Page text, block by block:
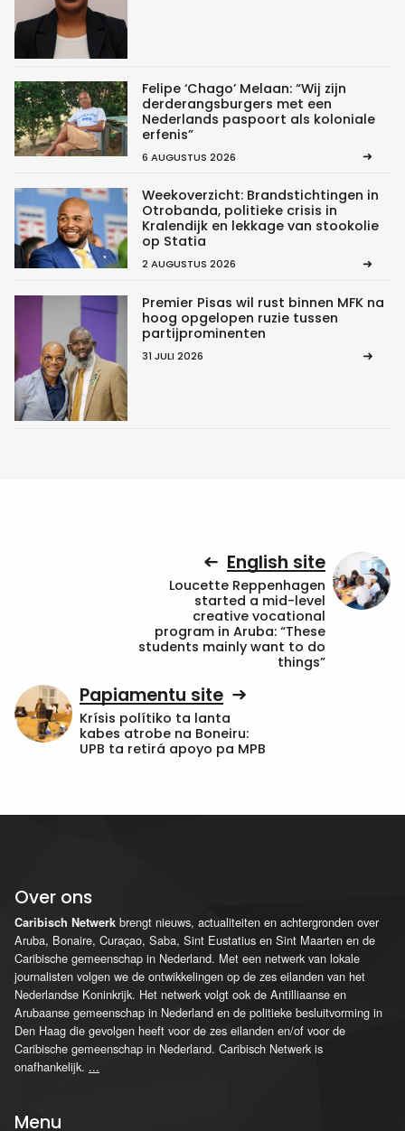
Felipe ‘Chago’ Melaan: “Wij zijn
derderangsburgers met een
Nederlands paspoort als koloniale
erfenis”
6 AUGUSTUS 2026
Weekoverzicht: Brandstichtingen in
Otrobanda, politieke crisis in
Kralendijk en lekkage van stookolie
op Statia
2 AUGUSTUS 2026
Premier Pisas wil rust binnen MFK na
hoog opgelopen ruzie tussen
partijprominenten
31 JULI 2026
English site
Loucette Reppenhagen
started a mid-level
creative vocational
program in Aruba: “These
students mainly want to do
things”
Papiamentu site
Krísis polítiko ta lanta
kabes atrobe na Boneiru:
UPB ta retirá apoyo pa MPB
Over ons
Caribisch Netwerk brengt nieuws, actualiteiten en achtergronden over
Aruba, Bonaire, Curaçao, Saba, Sint Eustatius en Sint Maarten en de
Caribische gemeenschap in Nederland. Met een netwerk van lokale
journalisten volgen we de ontwikkelingen op de zes eilanden van het
Nederlandse Koninkrijk. Het netwerk volgt ook de Antilliaanse en
Arubaanse gemeenschap in Nederland en de politieke besluitvorming in
Den Haag die gevolgen heeft voor de zes eilanden en/of voor de
Caribische gemeenschap in Nederland. Caribisch Netwerk is
onafhankelijk. ...
Menu